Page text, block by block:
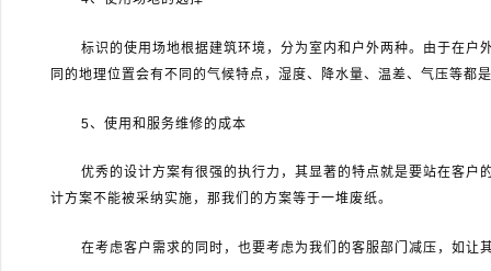
标识的使用场地根据建筑环境，分为室内和户外两种。由于在
同的地理位置会有不同的气候特点，湿度、降水量、温差、气压等都
5、使用和服务维修的成本
优秀的设计方案有很强的执行力，其显著的特点就是要站在客
计方案不能被采纳实施，那我们的方案等于一堆废纸。
在考虑客户需求的同时，也要考虑为我们的客服部门减压，如